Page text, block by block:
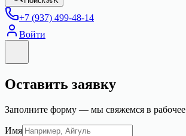
+7 (937) 499-48-14
Войти
Оставить заявку
Заполните форму — мы свяжемся в
Имя